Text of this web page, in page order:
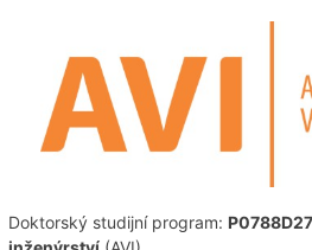
Doktorský studijní program: